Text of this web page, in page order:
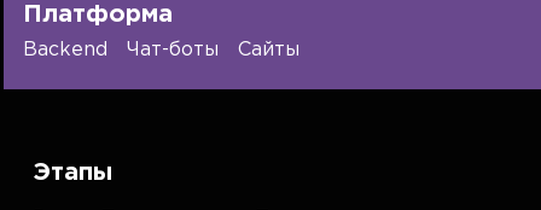
Платформа
Backend Чат-боты Сайты
Этапы